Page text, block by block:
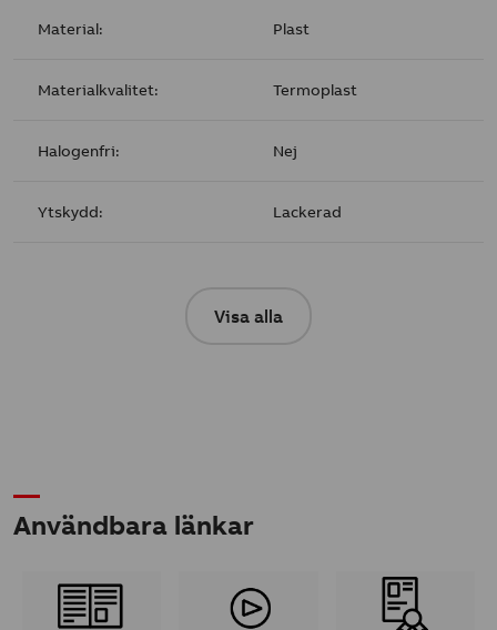
Material: Plast
Materialkvalitet: Termoplast
Halogenfri: Nej
Ytskydd: Lackerad
Visa alla
Användbara länkar